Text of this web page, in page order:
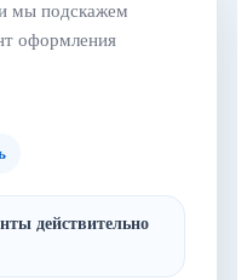
мы подскажем
оформления
действительно